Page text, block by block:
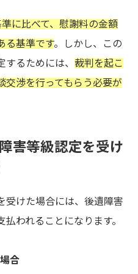
に比べて、慰謝料の金額
る基準です。しかし、この
るためには、 裁判を起こ
交渉を行ってもらう必要が
害等級認定を受け
受けた場合には、後遺障害
われることになります。
合